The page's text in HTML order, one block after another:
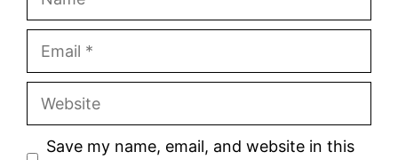
Email
Website
Save my name, email, and website in this